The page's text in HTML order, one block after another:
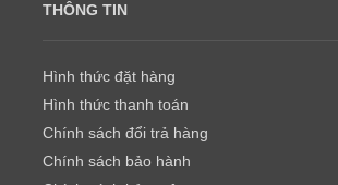
THÔNG TIN
Hình thức đặt hàng
Hình thức thanh toán
Chính sách đổi trả hàng
Chính sách bảo hành